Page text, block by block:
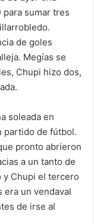
sumar tres
de goles
Megías se
Chupi hizo dos,
soleada en
partido de fútbol.
pronto abrieron
a un tanto de
y Chupi el tercero
era un vendaval
de irse al